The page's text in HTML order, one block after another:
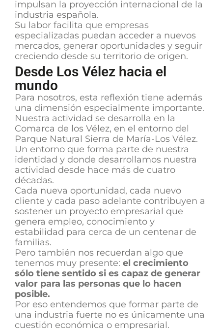
impulsan la proyección internacional de la
industria española.
Su labor facilita que empresas
especializadas puedan acceder a nuevos
mercados, generar oportunidades y seguir
creciendo desde su territorio de origen.
Desde Los Vélez hacia el
mundo
Para nosotros, esta reflexión tiene además
una dimensión especialmente importante.
Nuestra actividad se desarrolla en la
Comarca de los Vélez, en el entorno del
Parque Natural Sierra de María-Los Vélez.
Un entorno que forma parte de nuestra
identidad y donde desarrollamos nuestra
actividad desde hace más de cuatro
décadas.
Cada nueva oportunidad, cada nuevo
cliente y cada paso adelante contribuyen a
sostener un proyecto empresarial que
genera empleo, conocimiento y
estabilidad para cerca de un centenar de
familias.
Pero también nos recuerdan algo que
tenemos muy presente: el crecimiento
sólo tiene sentido si es capaz de generar
valor para las personas que lo hacen
posible.
Por eso entendemos que formar parte de
una industria fuerte no es únicamente una
cuestión económica o empresarial.